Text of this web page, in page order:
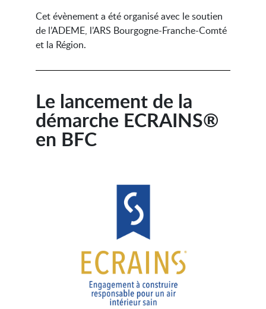
Cet évènement a été organisé avec le soutien
de l’ADEME, l’ARS Bourgogne-Franche-Comté
et la Région.
Le lancement de la
démarche ECRAINS®
en BFC